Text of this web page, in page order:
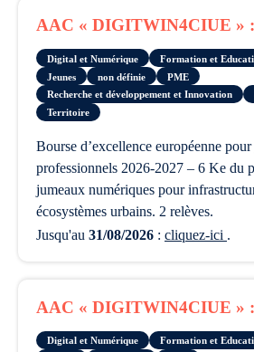
AAC « DIGITWIN4CIUE » :
Digital et Numérique Formation et
Jeunes
non définie
PME
Recherche et développement et Innovation
Territoire
bourse d’excellence européenne pour jeunes
professionnels 2026-2027 – 6 Ke du
jumeaux numériques pour
écosystèmes urbains. 2 relèves.
Jusqu'au 31/08/2026 : cliquez-ici .
AAC « DIGITWIN4CIUE » :
Digital et Numérique Formation et